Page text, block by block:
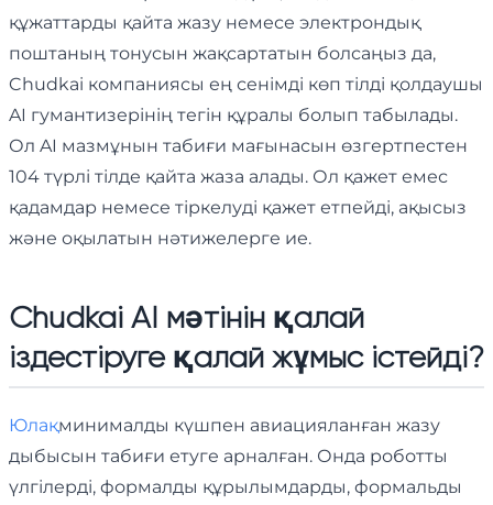
құжаттарды қайта жазу немесе электрондық
поштаның тонусын жақсартатын болсаңыз да,
Chudkai компаниясы ең сенімді көп тілді қолдаушы
AI гумантизерінің тегін құралы болып табылады.
Ол AI мазмұнын табиғи мағынасын өзгертпестен
104 түрлі тілде қайта жаза алады. Ол қажет емес
қадамдар немесе тіркелуді қажет етпейді, ақысыз
және оқылатын нәтижелерге ие.
Chudkai AI мәтінін қалай
іздестіруге қалай жұмыс істейді?
Юлақминималды күшпен авиацияланған жазу
дыбысын табиғи етуге арналған. Онда роботты
үлгілерді, формалды құрылымдарды, формальды